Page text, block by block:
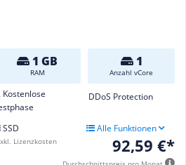
1 GB
RAM
1
Anzahl vCore
Kostenlose
DDoS Protection
SSD Alle Funktionen
92,59 €*
Lizenzkosten